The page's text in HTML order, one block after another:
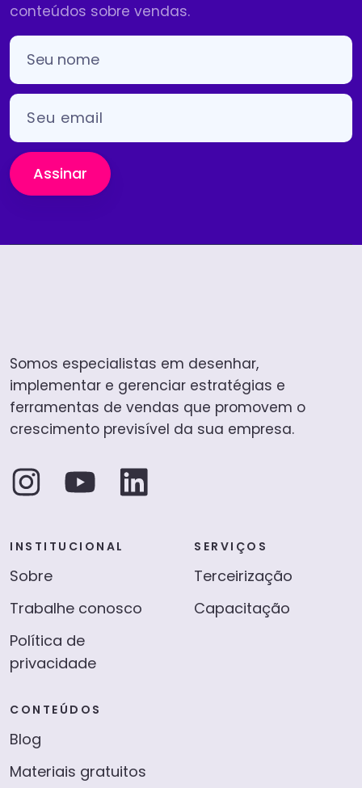
conteúdos sobre vendas.
Assinar
Somos especialistas em desenhar,
implementar e gerenciar estratégias e
ferramentas de vendas que promovem o
crescimento previsível da sua empresa.
INSTITUCIONAL
Sobre
Trabalhe conosco
Política de
privacidade
SERVIÇOS
Terceirização
Capacitação
CONTEÚDOS
Blog
Materiais gratuitos